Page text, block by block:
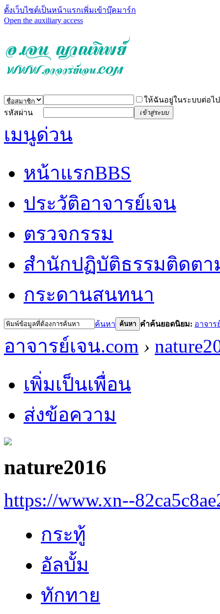
ตั้งเว็บไซต์เป็นหน้าแรกเพิ่มเข้าบุ๊คมาร์ก
Open the auxiliary access
ให้ฉันอยู่ในระบบต่อไป
รหัสผ่าน
เข้าสู่ระบบ
เมนูด่วน
หน้าแรกBBS
ประวัติอาจารย์เจน
ตรวจกรรม
สำนักปฏิบัติธรรมติดต
กระดานสนทนา
ค้นหา ค้นหา คำค้นยอดนิยม: อาจาร
อาจารย์เจน.com ›
เพิ่มเป็นเพื่อน
ส่งข้อความ
nature2016
https://www.xn--
กระทู้
อัลบั้ม
ทักทาย